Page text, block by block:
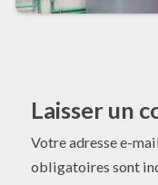
Laisser un
Votre adresse e-
obligatoires sont